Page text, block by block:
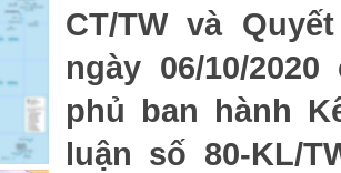
CT/TW và
ngày 06/10/
phủ ban hành
luận số 80-KL/